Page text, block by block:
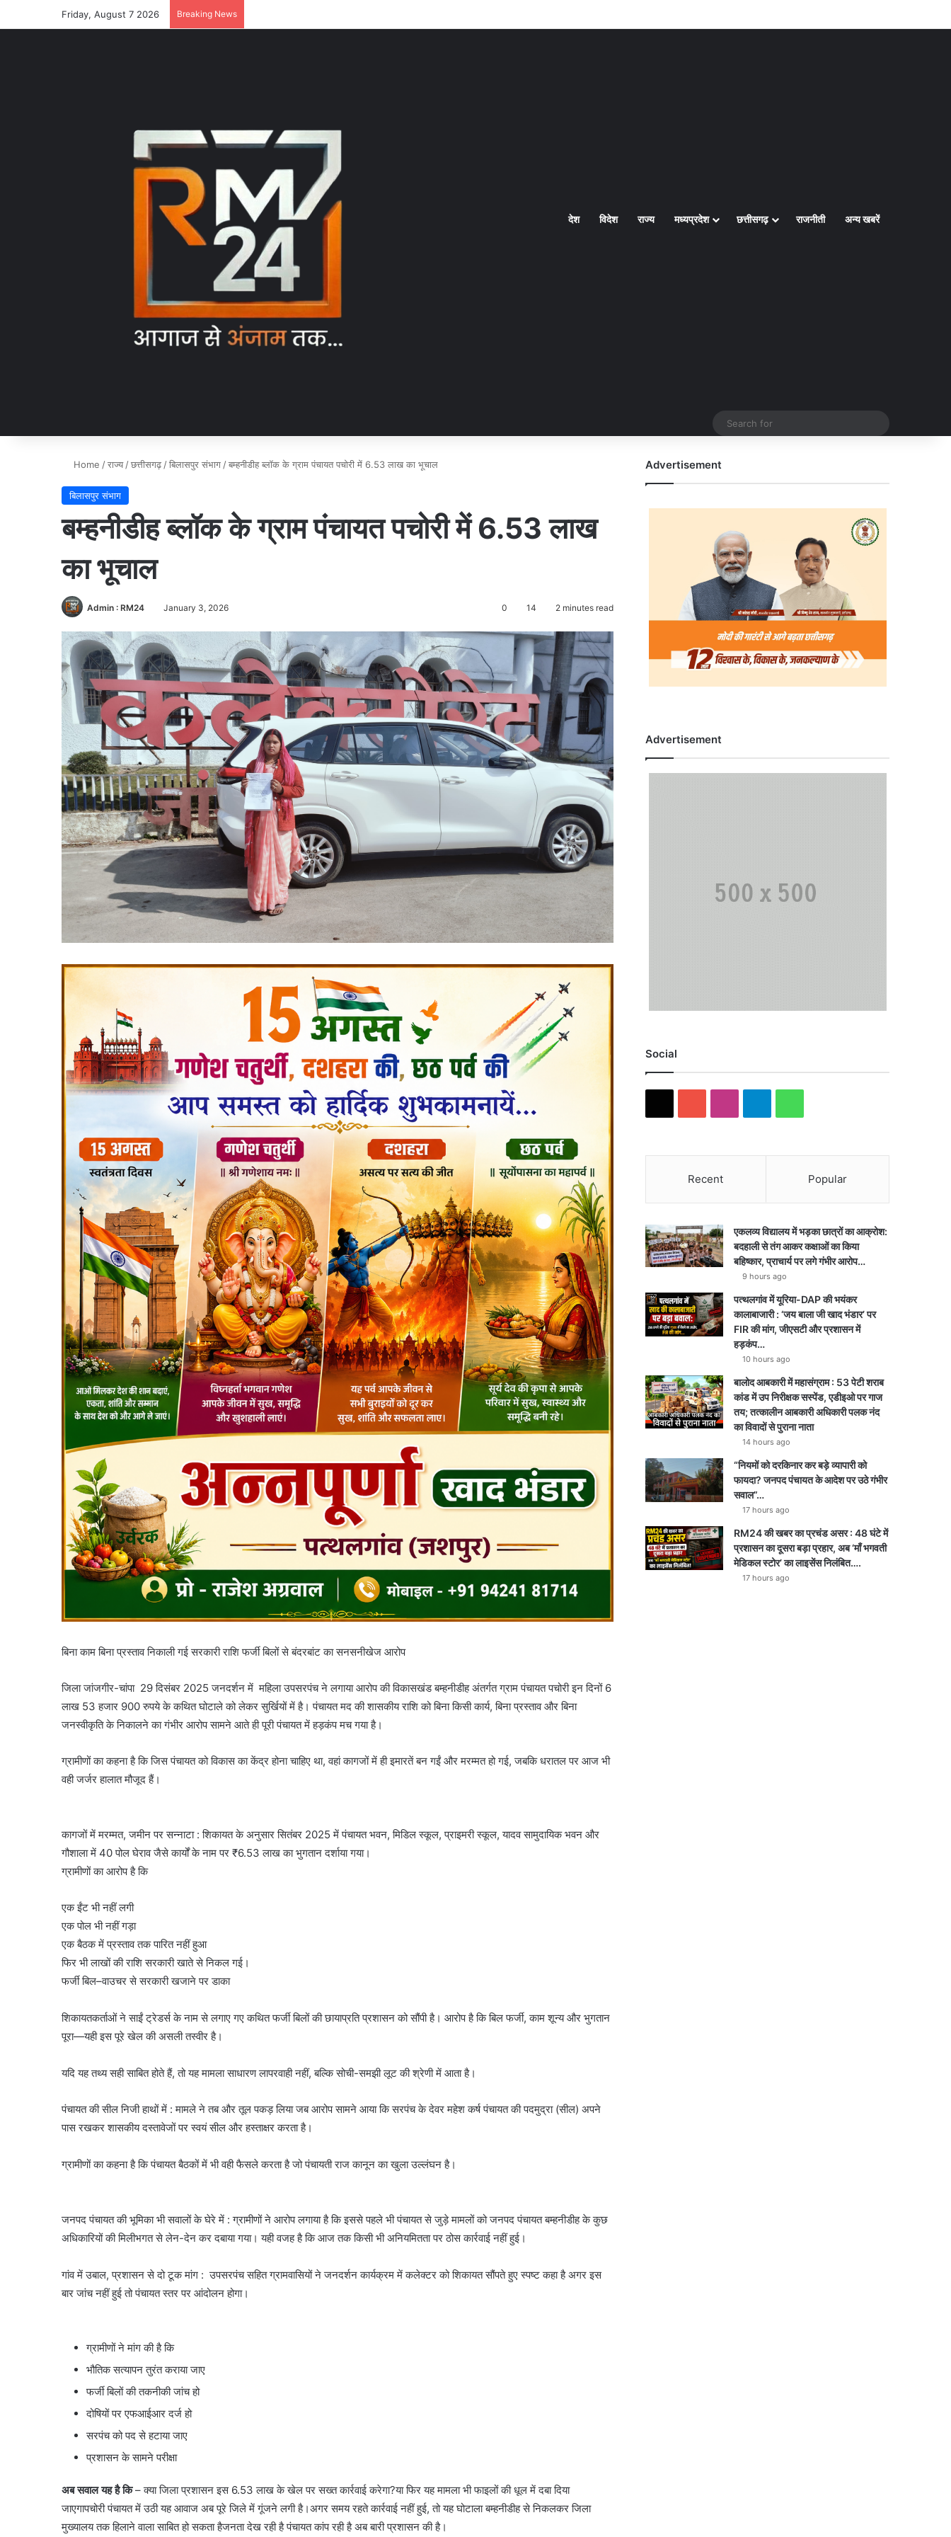
Friday, August 7 2026 Breaking News
Homeदेश विदेश राज्य मध्यप्रदेश छत्तीसगढ़ राजनीती अन्य खबरें
Home /राज्य /छत्तीसगढ़ /बिलासपुर संभाग /बम्हनीडीह ब्लॉक के ग्राम पंचायत पचोरी में 6.53 लाख का भूचाल
बिलासपुर संभाग
बम्हनीडीह ब्लॉक के ग्राम पंचायत पचोरी में 6.53 लाख
का भूचाल
Admin : RM24 January 3, 2026 0 14 2 minutes read
बिना काम बिना प्रस्ताव निकाली गई सरकारी राशि फर्जी बिलों से बंदरबांट का सनसनीखेज आरोप
जिला जांजगीर-चांपा 29 दिसंबर 2025 जनदर्शन में महिला उपसरपंच ने लगाया आरोप की विकासखंड बम्हनीडीह अंतर्गत ग्राम पंचायत पचोरी इन दिनों 6
लाख 53 हजार 900 रुपये के कथित घोटाले को लेकर सुर्खियों में है। पंचायत मद की शासकीय राशि को बिना किसी कार्य, बिना प्रस्ताव और बिना
जनस्वीकृति के निकालने का गंभीर आरोप सामने आते ही पूरी पंचायत में हड़कंप मच गया है।
ग्रामीणों का कहना है कि जिस पंचायत को विकास का केंद्र होना चाहिए था, वहां कागजों में ही इमारतें बन गईं और मरम्मत हो गई, जबकि धरातल पर आज भी
वही जर्जर हालात मौजूद हैं।
कागजों में मरम्मत, जमीन पर सन्नाटा : शिकायत के अनुसार सितंबर 2025 में पंचायत भवन, मिडिल स्कूल, प्राइमरी स्कूल, यादव सामुदायिक भवन और
गौशाला में 40 पोल घेराव जैसे कार्यों के नाम पर ₹6.53 लाख का भुगतान दर्शाया गया।
ग्रामीणों का आरोप है कि
एक ईंट भी नहीं लगी
एक पोल भी नहीं गड़ा
एक बैठक में प्रस्ताव तक पारित नहीं हुआ
फिर भी लाखों की राशि सरकारी खाते से निकल गई।
फर्जी बिल–वाउचर से सरकारी खजाने पर डाका
शिकायतकर्ताओं ने साईं ट्रेडर्स के नाम से लगाए गए कथित फर्जी बिलों की छायाप्रति प्रशासन को सौंपी है। आरोप है कि बिल फर्जी, काम शून्य और भुगतान
पूरा—यही इस पूरे खेल की असली तस्वीर है।
यदि यह तथ्य सही साबित होते हैं, तो यह मामला साधारण लापरवाही नहीं, बल्कि सोची-समझी लूट की श्रेणी में आता है।
पंचायत की सील निजी हाथों में : मामले ने तब और तूल पकड़ लिया जब आरोप सामने आया कि सरपंच के देवर महेश कर्ष पंचायत की पदमुद्रा (सील) अपने
पास रखकर शासकीय दस्तावेजों पर स्वयं सील और हस्ताक्षर करता है।
ग्रामीणों का कहना है कि पंचायत बैठकों में भी वही फैसले करता है जो पंचायती राज कानून का खुला उल्लंघन है।
जनपद पंचायत की भूमिका भी सवालों के घेरे में : ग्रामीणों ने आरोप लगाया है कि इससे पहले भी पंचायत से जुड़े मामलों को जनपद पंचायत बम्हनीडीह के कुछ
अधिकारियों की मिलीभगत से लेन-देन कर दबाया गया। यही वजह है कि आज तक किसी भी अनियमितता पर ठोस कार्रवाई नहीं हुई।
गांव में उबाल, प्रशासन से दो टूक मांग : उपसरपंच सहित ग्रामवासियों ने जनदर्शन कार्यक्रम में कलेक्टर को शिकायत सौंपते हुए स्पष्ट कहा है अगर इस
बार जांच नहीं हुई तो पंचायत स्तर पर आंदोलन होगा।
ग्रामीणों ने मांग की है कि
भौतिक सत्यापन तुरंत कराया जाए
फर्जी बिलों की तकनीकी जांच हो
दोषियों पर एफआईआर दर्ज हो
सरपंच को पद से हटाया जाए
प्रशासन के सामने परीक्षा
अब सवाल यह है कि– क्या जिला प्रशासन इस 6.53 लाख के खेल पर सख्त कार्रवाई करेगा?या फिर यह मामला भी फाइलों की धूल में दबा दिया
जाएगापचोरी पंचायत में उठी यह आवाज अब पूरे जिले में गूंजने लगी है।अगर समय रहते कार्रवाई नहीं हुई, तो यह घोटाला बम्हनीडीह से निकलकर जिला
मुख्यालय तक हिलाने वाला साबित हो सकता हैजनता देख रही है पंचायत कांप रही है अब बारी प्रशासन की है।
Advertisement
Advertisement
Social
Recent Popular
एकलव्य विद्यालय में भड़का छात्रों का आक्रोश:
बदहाली से तंग आकर कक्षाओं का किया
बहिष्कार, प्राचार्य पर लगे गंभीर आरोप…
9 hours ago
पत्थलगांव में यूरिया-DAP की भयंकर
कालाबाजारी : ‘जय बाला जी खाद भंडार’ पर
FIR की मांग, जीएसटी और प्रशासन में
हड़कंप…
10 hours ago
बालोद आबकारी में महासंग्राम : 53 पेटी शराब
कांड में उप निरीक्षक सस्पेंड, एडीइओ पर गाज
तय; तत्कालीन आबकारी अधिकारी पलक नंद
का विवादों से पुराना नाता
14 hours ago
“नियमों को दरकिनार कर बड़े व्यापारी को
फायदा? जनपद पंचायत के आदेश पर उठे गंभीर
सवाल”…
17 hours ago
RM24 की खबर का प्रचंड असर : 48 घंटे में
प्रशासन का दूसरा बड़ा प्रहार, अब ‘माँ भगवती
मेडिकल स्टोर’ का लाइसेंस निलंबित….
17 hours ago